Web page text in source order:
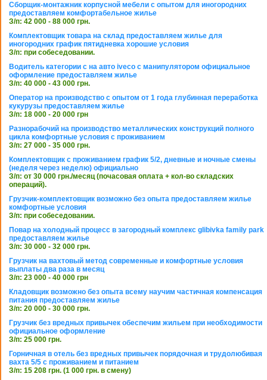
Сборщик-монтажник корпусной мебели с опытом для иногородних
предоставляем комфортабельное жилье
З/п: 42 000 - 88 000 грн.
Комплектовщик товара на склад предоставляем жилье для
иногородних график пятидневка хорошие условия
З/п: при собеседовании.
Водитель категории с на авто iveco с манипулятором официальное
оформление предоставляем жилье
З/п: 40 000 - 43 000 грн.
Оператор на производство с опытом от 1 года глубинная переработка
кукурузы предоставляем жилье
З/п: 18 000 - 20 000 грн
Разнорабочий на производство металлических конструкций полного
цикла комфортные условия с проживанием
З/п: 27 000 - 35 000 грн.
Комплектовщик с проживанием график 5/2, дневные и ночные смены
(неделя через неделю) официально
З/п: от 30 000 грн./месяц (почасовая оплата + кол-во складских
операций).
Грузчик-комплектовщик возможно без опыта предоставляем жилье
комфортные условия
З/п: при собеседовании.
Повар на холодный процесс в загородный комплекс glibivka family park
предоставляем жилье
З/п: 30 000 - 32 000 грн.
Грузчик на вахтовый метод современные и комфортные условия
выплаты два раза в месяц
З/п: 23 000 - 40 000 грн
Кладовщик возможно без опыта всему научим частичная компенсация
питания предоставляем жилье
З/п: 20 000 - 30 000 грн.
Грузчик без вредных привычек обеспечим жильем при необходимости
официальное оформление
З/п: 25 000 грн.
Горничная в отель без вредных привычек порядочная и трудолюбивая
вахта 5/5 с проживанием и питанием
З/п: 15 208 грн. (1 000 грн. в смену)